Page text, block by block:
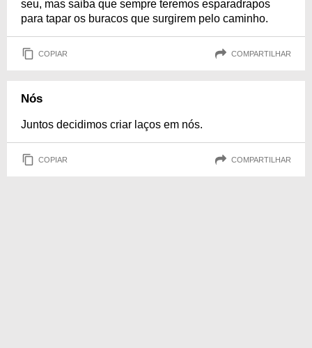
seu, mas saiba que sempre teremos esparadrapos
para tapar os buracos que surgirem pelo caminho.
COPIAR COMPARTILHAR
Nós
Juntos decidimos criar laços em nós.
COPIAR COMPARTILHAR